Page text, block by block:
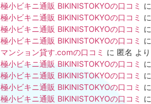
極小ビキニ通販 BIKINISTOKYOの口コミ に
極小ビキニ通販 BIKINISTOKYOの口コミ に
極小ビキニ通販 BIKINISTOKYOの口コミ に
極小ビキニ通販 BIKINISTOKYOの口コミ に
マンション貸す.comの口コミ に 匿名 より
極小ビキニ通販 BIKINISTOKYOの口コミ に
極小ビキニ通販 BIKINISTOKYOの口コミ に
極小ビキニ通販 BIKINISTOKYOの口コミ に
極小ビキニ通販 BIKINISTOKYOの口コミ に